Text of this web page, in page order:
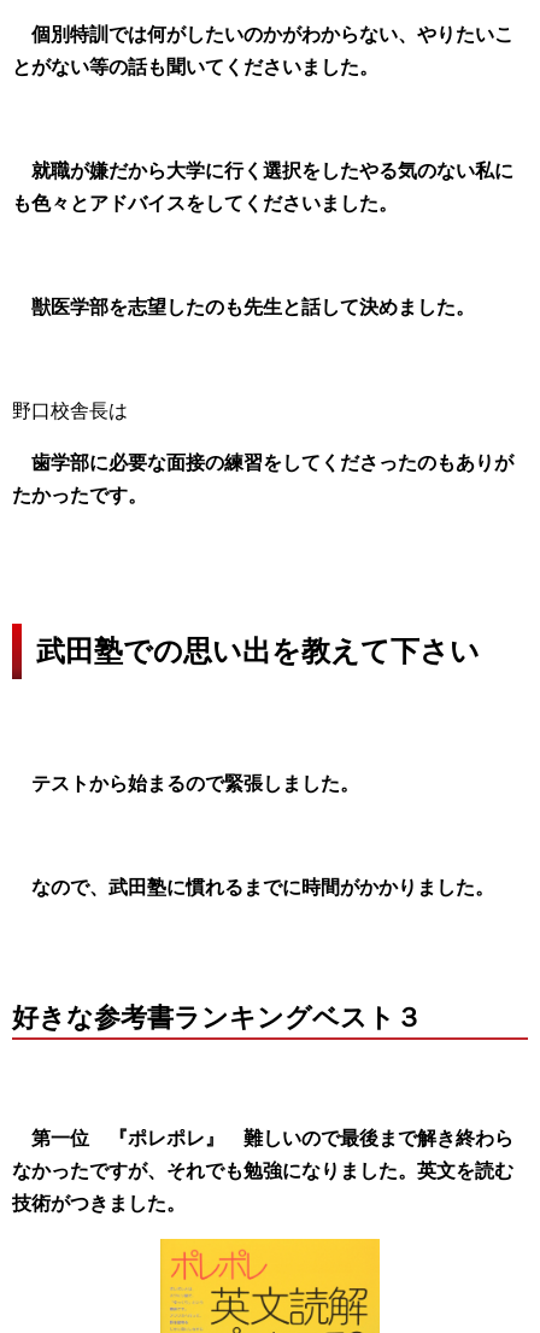
個別特訓では何がしたいのかがわからない、やりたいこ
とがない等の話も聞いてくださいました。
就職が嫌だから大学に行く選択をしたやる気のない私に
も色々とアドバイスをしてくださいました。
獣医学部を志望したのも先生と話して決めました。
野口校舎長は
歯学部に必要な面接の練習をしてくださったのもありが
たかったです。
武田塾での思い出を教えて下さい
テストから始まるので緊張しました。
なので、武田塾に慣れるまでに時間がかかりました。
好きな参考書ランキングベスト３
第一位 『ポレポレ』 難しいので最後まで解き終わら
なかったですが、それでも勉強になりました。英文を読む
技術がつきました。